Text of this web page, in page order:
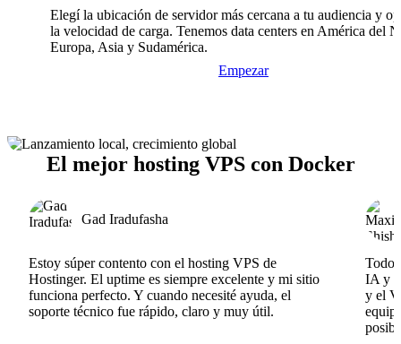
Elegí la ubicación de servidor más cercana a tu audiencia y
la velocidad de carga. Tenemos data centers en América del
Europa, Asia y Sudamérica.
Empezar
El mejor hosting VPS con Docker
Gad Iradufasha
Estoy súper contento con el hosting VPS de
Hostinger. El uptime es siempre excelente y mi sitio
funciona perfecto. Y cuando necesité ayuda, el
soporte técnico fue rápido, claro y muy útil.
Todo
IA y
y el